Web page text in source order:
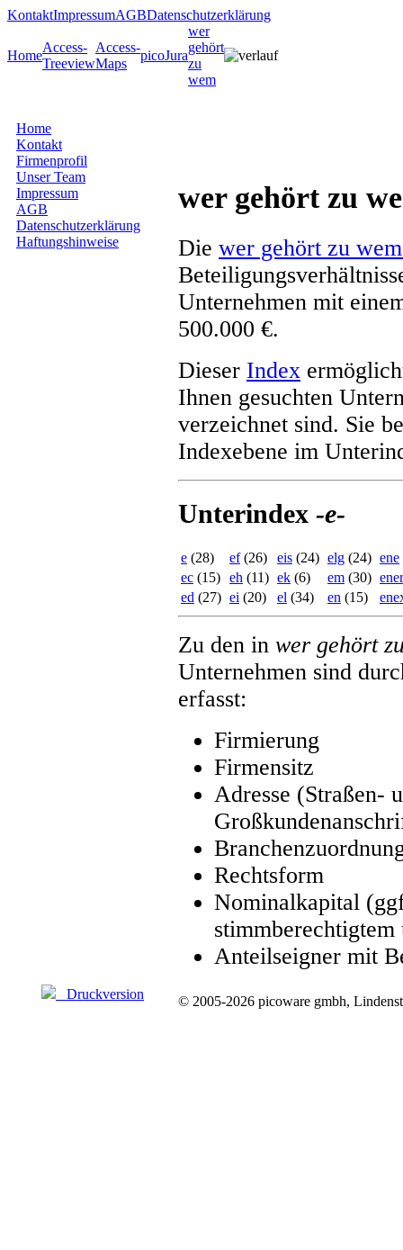
KontaktImpressumAGBDatenschutzerklärung
Home
Access-
Treeview
Access-
Maps
picoJura
wer
gehört
zu
wem
Home
Kontakt
Firmenprofil
Unser Team
Impressum
AGB
Datenschutzerklärung
Haftungshinweise
wer gehört zu
Die wer gehört zu
Unternehmen mit
500.000 €.
Dieser Index
Ihnen gesuchten
verzeichnet sind. Sie
Indexebene im
Unterindex -e-
e (28) ef(26) eis (24) elg (24) ene
ec (15) eh (11) ek (6) em (30)
ed (27) ei (20) el (34) en (15)
Zu den in wer gehört
Unternehmen sind
erfasst:
Firmierung
Firmensitz
Adresse (Straßen-
Rechtsform
Nominalkapital
Anteilseigner mit
Druckversion © 2005-2026 picoware gmbh,